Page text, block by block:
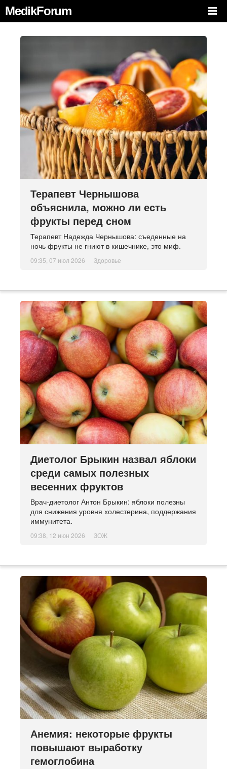
MedikForum
Терапевт Чернышова
объяснила, можно ли есть
фрукты перед сном
Терапевт Надежда Чернышова: съеденные на
ночь фрукты не гниют в кишечнике, это миф.
09:35, 07 июл 2026 Здоровье
Диетолог Брыкин назвал яблоки
среди самых полезных
весенних фруктов
Врач-диетолог Антон Брыкин: яблоки полезны
для снижения уровня холестерина, поддержания
иммунитета.
09:38, 12 июн 2026 ЗОЖ
Анемия: некоторые фрукты
повышают выработку
гемоглобина